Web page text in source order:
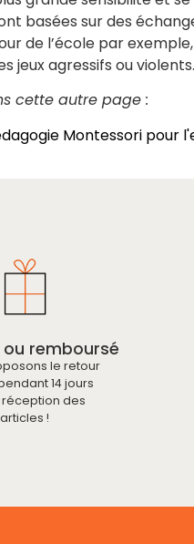
basées sur des
de l’école par
jeux agressifs ou violents.
cette autre page :
Montessori pour
remboursé
le retour
14 jours
des
articles !